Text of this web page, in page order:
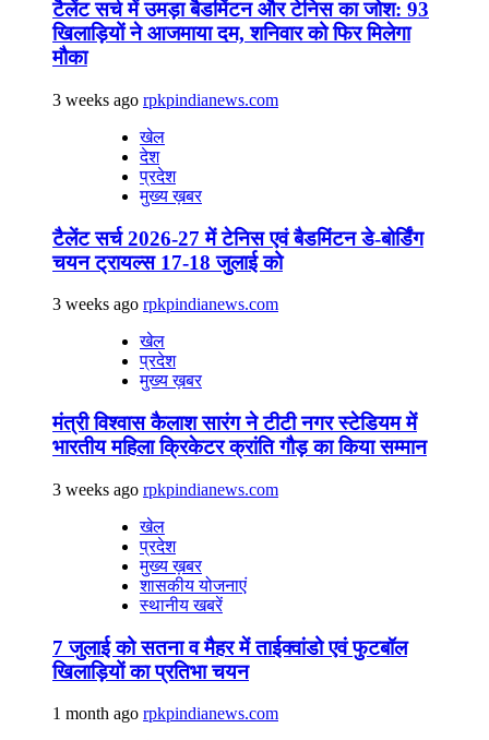
टैलेंट सर्च में उमड़ा बैडमिंटन और टेनिस का जोश: 93
खिलाड़ियों ने आजमाया दम, शनिवार को फिर मिलेगा
मौका
3 weeks ago rpkpindianews.com
खेल
देश
प्रदेश
मुख्य ख़बर
टैलेंट सर्च 2026-27 में टेनिस एवं बैडमिंटन डे-बोर्डिंग
चयन ट्रायल्स 17-18 जुलाई को
3 weeks ago rpkpindianews.com
खेल
प्रदेश
मुख्य ख़बर
मंत्री विश्वास कैलाश सारंग ने टीटी नगर स्टेडियम में
भारतीय महिला क्रिकेटर क्रांति गौड़ का किया सम्मान
3 weeks ago rpkpindianews.com
खेल
प्रदेश
मुख्य ख़बर
शासकीय योजनाएं
स्थानीय खबरें
7 जुलाई को सतना व मैहर में ताईक्वांडो एवं फुटबॉल
खिलाड़ियों का प्रतिभा चयन
1 month ago rpkpindianews.com